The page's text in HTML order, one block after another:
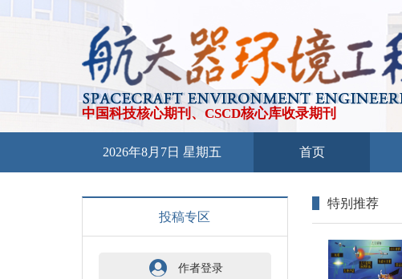
中国科技核心期刊、CSCD核心库收录期刊
2026年8月7日 星期五 首页
投稿专区
作者登录
特别推荐